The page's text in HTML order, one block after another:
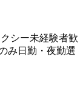
シー未経験者歓
み 日勤・夜勤選